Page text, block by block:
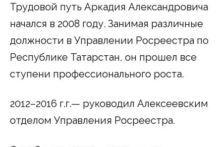
Трудовой путь Аркадия Александровича
начался в 2008 году. Занимая различные
должности в Управлении Росреестра по
Республике Татарстан, он прошел все
ступени профессионального роста.
2012–2016 г.г.— руководил Алексеевским
отделом Управления Росреестра.